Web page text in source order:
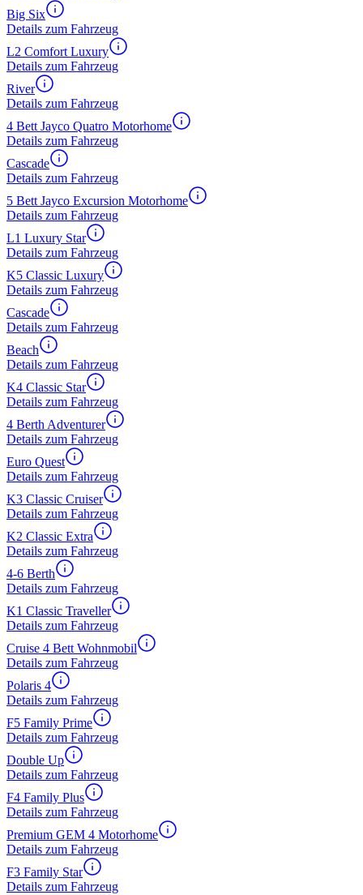
Big Six
Details zum Fahrzeug
L2 Comfort Luxury
Details zum Fahrzeug
River
Details zum Fahrzeug
4 Bett Jayco Quatro Motorhome
Details zum Fahrzeug
Cascade
Details zum Fahrzeug
5 Bett Jayco Excursion Motorhome
Details zum Fahrzeug
L1 Luxury Star
Details zum Fahrzeug
K5 Classic Luxury
Details zum Fahrzeug
Cascade
Details zum Fahrzeug
Beach
Details zum Fahrzeug
K4 Classic Star
Details zum Fahrzeug
4 Berth Adventurer
Details zum Fahrzeug
Euro Quest
Details zum Fahrzeug
K3 Classic Cruiser
Details zum Fahrzeug
K2 Classic Extra
Details zum Fahrzeug
4-6 Berth
Details zum Fahrzeug
K1 Classic Traveller
Details zum Fahrzeug
Cruise 4 Bett Wohnmobil
Details zum Fahrzeug
Polaris 4
Details zum Fahrzeug
F5 Family Prime
Details zum Fahrzeug
Double Up
Details zum Fahrzeug
F4 Family Plus
Details zum Fahrzeug
Premium GEM 4 Motorhome
Details zum Fahrzeug
F3 Family Star
Details zum Fahrzeug